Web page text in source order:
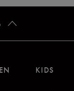
KIDS